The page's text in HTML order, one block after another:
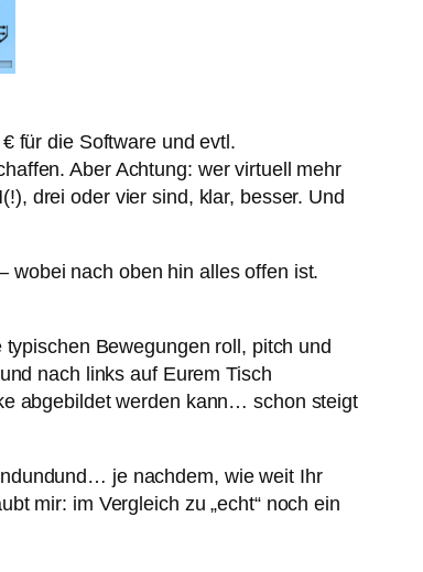
für die Software und evtl.
Aber Achtung: wer virtuell mehr
drei oder vier sind, klar, besser. Und
wobei nach oben hin alles offen ist.
Bewegungen roll, pitch und
nach links auf Eurem Tisch
abgebildet werden kann… schon steigt
je nachdem, wie weit Ihr
mir: im Vergleich zu „echt“ noch ein